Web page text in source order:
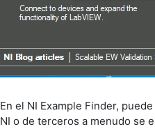
En el NI Example Finder,
NI o de terceros a menudo se